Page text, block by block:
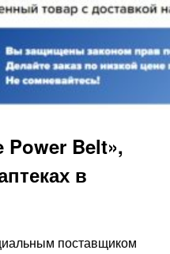
Power Belt»,
в
поставщиком